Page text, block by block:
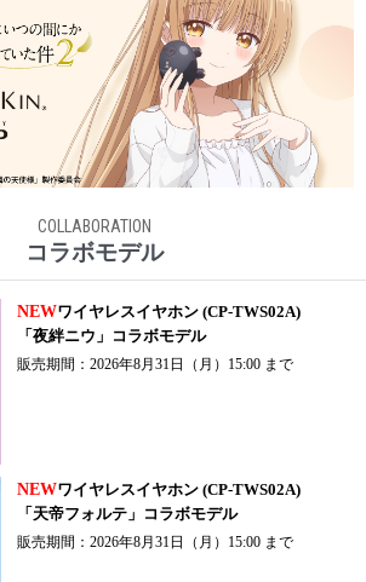
COLLABORATION
コラボモデル
NEWワイヤレスイヤホン (CP-TWS02A)
「夜絆ニウ」コラボモデル
販売期間：2026年8月31日（月）15:00 まで
NEWワイヤレスイヤホン (CP-TWS02A)
「天帝フォルテ」コラボモデル
販売期間：2026年8月31日（月）15:00 まで